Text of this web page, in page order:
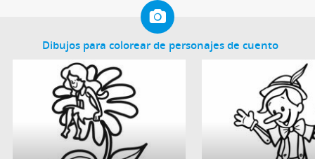
Dibujos para colorear de personajes de cuento